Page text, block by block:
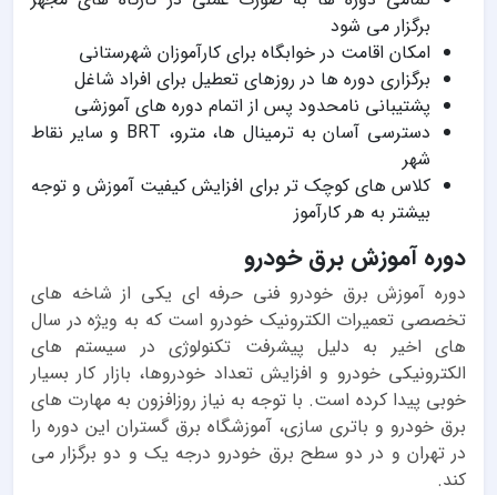
برگزار می شود
امکان اقامت در خوابگاه برای کارآموزان شهرستانی
برگزاری دوره ها در روزهای تعطیل برای افراد شاغل
پشتیبانی نامحدود پس از اتمام دوره های آموزشی
دسترسی آسان به ترمینال ها، مترو، BRT و سایر نقاط
شهر
کلاس های کوچک تر برای افزایش کیفیت آموزش و توجه
بیشتر به هر کارآموز
دوره آموزش برق خودرو
دوره آموزش برق خودرو فنی حرفه ای یکی از شاخه های
تخصصی تعمیرات الکترونیک خودرو است که به ویژه در سال
های اخیر به دلیل پیشرفت تکنولوژی در سیستم های
الکترونیکی خودرو و افزایش تعداد خودروها، بازار کار بسیار
خوبی پیدا کرده است. با توجه به نیاز روزافزون به مهارت های
برق خودرو و باتری سازی، آموزشگاه برق گستران این دوره را
در تهران و در دو سطح برق خودرو درجه یک و دو برگزار می
کند.